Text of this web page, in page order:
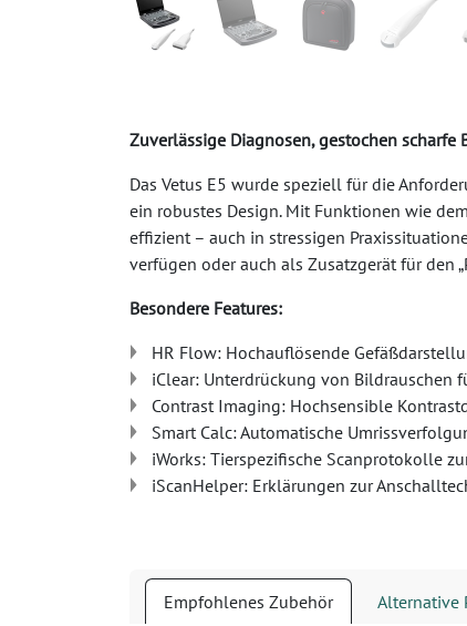
Zuverlässige Diagnosen, gestochen
Das Vetus E5 wurde speziell für die
ein robustes Design. Mit Funktionen wie
effizient – auch in stressigen
verfügen oder auch als Zusatzgerät für den
Besondere Features:
HR Flow: Hochauflösende
iClear: Unterdrückung von Bildrauschen
Contrast Imaging: Hochsensible
Smart Calc: Automatische
iWorks: Tierspezifische Scanprotokolle
iScanHelper: Erklärungen zur
Empfohlenes Zubehör Alternative